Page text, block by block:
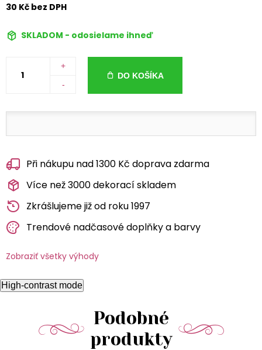
30 Kč bez DPH
SKLADOM - odosielame ihneď
+
-
DO KOŠÍKA
Při nákupu nad 1300 Kč doprava zdarma
Více než 3000 dekorací skladem
Zkrášlujeme již od roku 1997
Trendové nadčasové doplňky a barvy
Zobraziť všetky výhody
High-contrast mode
Podobné
produkty